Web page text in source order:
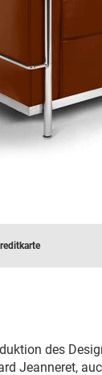
des
Jeanneret,